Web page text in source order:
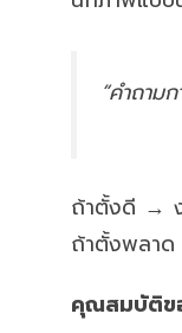
“คำถาม
ถ้าตั้งดี → ง
ถ้าตั้งพลา
คุณสมบัติข